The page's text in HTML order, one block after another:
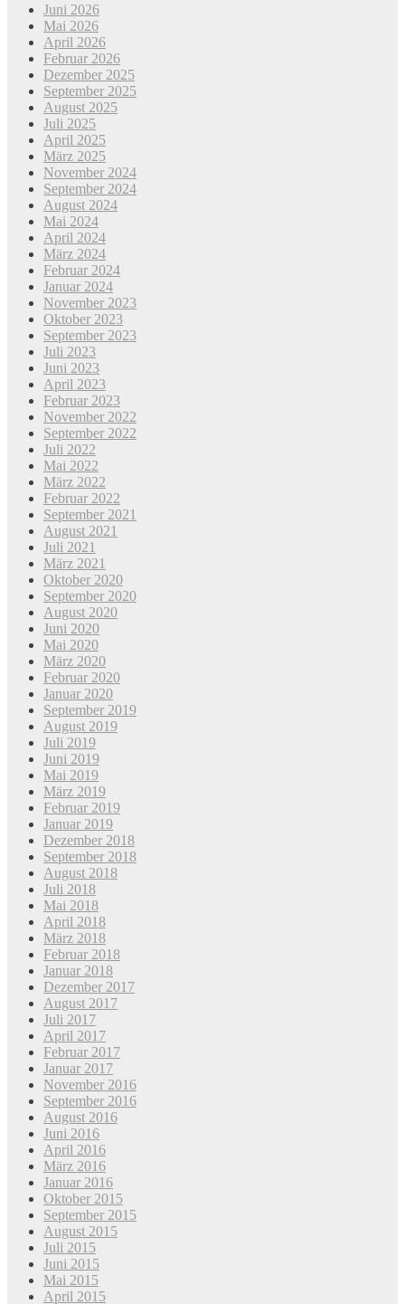
Juni 2026
Mai 2026
April 2026
Februar 2026
Dezember 2025
September 2025
August 2025
Juli 2025
April 2025
März 2025
November 2024
September 2024
August 2024
Mai 2024
April 2024
März 2024
Februar 2024
Januar 2024
November 2023
Oktober 2023
September 2023
Juli 2023
Juni 2023
April 2023
Februar 2023
November 2022
September 2022
Juli 2022
Mai 2022
März 2022
Februar 2022
September 2021
August 2021
Juli 2021
März 2021
Oktober 2020
September 2020
August 2020
Juni 2020
Mai 2020
März 2020
Februar 2020
Januar 2020
September 2019
August 2019
Juli 2019
Juni 2019
Mai 2019
März 2019
Februar 2019
Januar 2019
Dezember 2018
September 2018
August 2018
Juli 2018
Mai 2018
April 2018
März 2018
Februar 2018
Januar 2018
Dezember 2017
August 2017
Juli 2017
April 2017
Februar 2017
Januar 2017
November 2016
September 2016
August 2016
Juni 2016
April 2016
März 2016
Januar 2016
Oktober 2015
September 2015
August 2015
Juli 2015
Juni 2015
Mai 2015
April 2015